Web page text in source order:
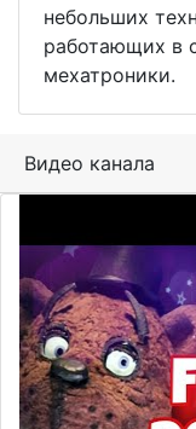
небольших
работающих в
мехатроники.
Видео канала